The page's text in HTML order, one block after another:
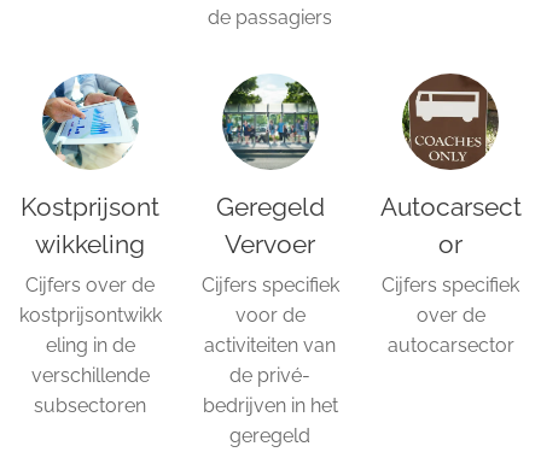
de passagiers
Kostprijsont
wikkeling
Cijfers over de
kostprijsontwikk
eling in de
verschillende
subsectoren
Geregeld
Vervoer
Cijfers specifiek
voor de
activiteiten van
de privé-
bedrijven in het
geregeld
Autocarsect
or
Cijfers specifiek
over de
autocarsector